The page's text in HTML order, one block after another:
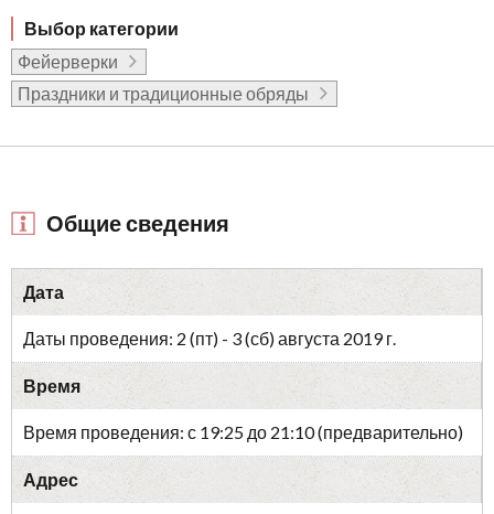
Выбор категории
Фейерверки
Праздники и традиционные обряды
Общие сведения
Дата
Даты проведения: 2 (пт) - 3 (сб) августа 2019 г.
Время
Время проведения: с 19:25 до 21:10 (предварительно)
Адрес